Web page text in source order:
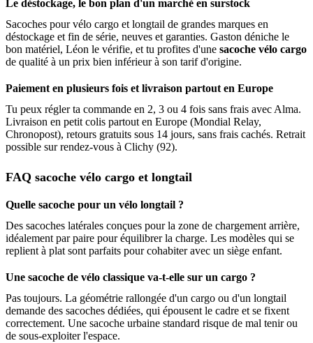
Le déstockage, le bon plan d'un marché en surstock
Sacoches pour vélo cargo et longtail de grandes marques en
déstockage et fin de série, neuves et garanties. Gaston déniche le
bon matériel, Léon le vérifie, et tu profites d'une sacoche vélo cargo
de qualité à un prix bien inférieur à son tarif d'origine.
Paiement en plusieurs fois et livraison partout en Europe
Tu peux régler ta commande en 2, 3 ou 4 fois sans frais avec Alma.
Livraison en petit colis partout en Europe (Mondial Relay,
Chronopost), retours gratuits sous 14 jours, sans frais cachés. Retrait
possible sur rendez-vous à Clichy (92).
FAQ sacoche vélo cargo et longtail
Quelle sacoche pour un vélo longtail ?
Des sacoches latérales conçues pour la zone de chargement arrière,
idéalement par paire pour équilibrer la charge. Les modèles qui se
replient à plat sont parfaits pour cohabiter avec un siège enfant.
Une sacoche de vélo classique va-t-elle sur un cargo ?
Pas toujours. La géométrie rallongée d'un cargo ou d'un longtail
demande des sacoches dédiées, qui épousent le cadre et se fixent
correctement. Une sacoche urbaine standard risque de mal tenir ou
de sous-exploiter l'espace.